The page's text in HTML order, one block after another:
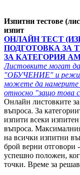
Изпитни тестове
изпит
ОНЛАЙН ТЕСТ
ПОДГОТОВКА ЗА
ЗА КАТЕГОРИЯ АМ
Листовките могат
"ОБУЧЕНИЕ" и
можете да намерите
относно "защо това
Онлайн листовките
въпроса. За
изпити всеки
въпроса.
на всички изпитни
брой верни отговори
успешно положен,
точки. Време за